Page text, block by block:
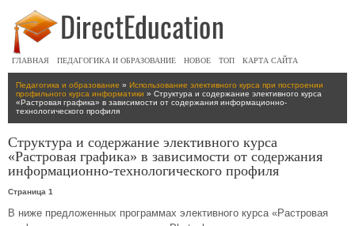
ГЛАВНАЯ ПЕДАГОГИКА И ОБРАЗОВАНИЕ НОВОЕ ТОП КАРТА САЙТА
Педагогика и образование » Использование элективного курса при построении
профильного курса информатики » Структура и содержание элективного курса
«Растровая графика» в зависимости от содержания информационно-
технологического профиля
Структура и содержание элективного курса
«Растровая графика» в зависимости от содержания
информационно-технологического профиля
Страница 1
В ниже предложенных программах элективного курса «Растровая